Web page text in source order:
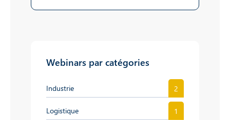
Webinars par catégories
Industrie 2
Logistique 1